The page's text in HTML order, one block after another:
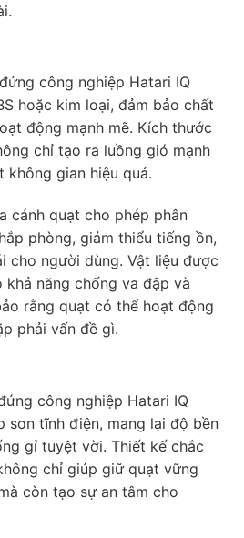
công nghiệp Hatari IQ
hoặc kim loại, đảm bảo chất
động mạnh mẽ. Kích thước
chỉ tạo ra luồng gió mạnh
không gian hiệu quả.
cánh quạt cho phép phân
phòng, giảm thiểu tiếng ồn,
cho người dùng. Vật liệu được
năng chống va đập và
rằng quạt có thể hoạt động
phải vấn đề gì.
công nghiệp Hatari IQ
sơn tĩnh điện, mang lại độ bền
gỉ tuyệt vời. Thiết kế chắc
chỉ giúp giữ quạt vững
còn tạo sự an tâm cho